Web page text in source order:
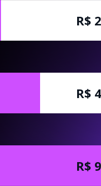
R$
R$
R$